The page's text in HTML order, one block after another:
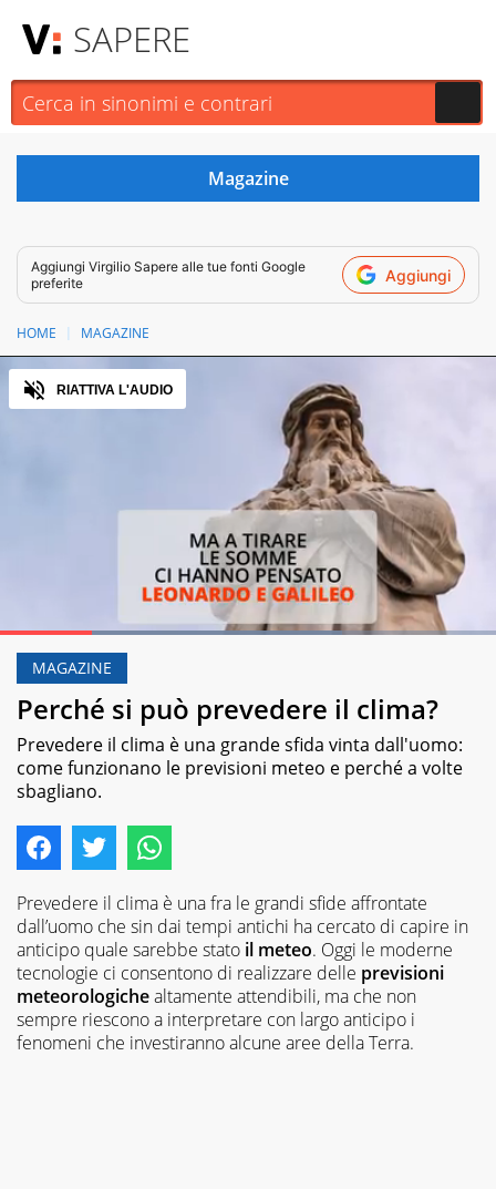
SAPERE
Aggiungi Virgilio Sapere alle tue fonti Google
preferite
Aggiungi
HOME MAGAZINE
PauseUnmute
Loaded:68.97%
Audio
RIATTIVA L'AUDIO
MAGAZINE
Perché si può prevedere il clima?
Prevedere il clima è una grande sfida vinta dall'uomo:
come funzionano le previsioni meteo e perché a volte
sbagliano.
Prevedere il clima è una fra le grandi sfide affrontate
dall’uomo che sin dai tempi antichi ha cercato di capire in
anticipo quale sarebbe stato il meteo. Oggi le moderne
tecnologie ci consentono di realizzare delle previsioni
meteorologichealtamente attendibili, ma che non
sempre riescono a interpretare con largo anticipo i
fenomeni che investiranno alcune aree della Terra.